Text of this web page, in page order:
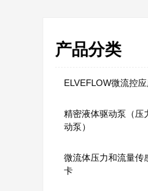
产品分类
ELVEFLOW微流控
精密液体驱动泵（压
动泵）
微流体压力和流量传
卡